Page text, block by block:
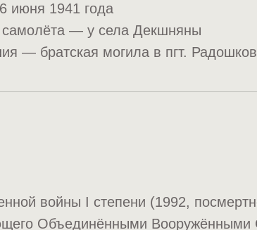
июня 1941 года
— у села Декшняны
— братская могила в пгт.
войны I степени (1992,
Объединёнными